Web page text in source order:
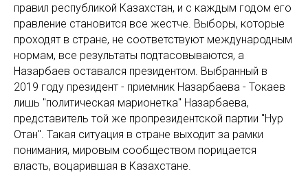
правил республикой Казахстан, и с каждым годом его
правление становится все жестче. Выборы, которые
проходят в стране, не соответствуют международным
нормам, все результаты подтасовываются, а
Назарбаев оставался президентом. Выбранный в
2019 году президент - приемник Назарбаева - Токаев
лишь "политическая марионетка" Назарбаева,
представитель той же пропрезидентской партии "Нур
Отан". Такая ситуация в стране выходит за рамки
понимания, мировым сообществом порицается
власть, воцарившая в Казахстане.